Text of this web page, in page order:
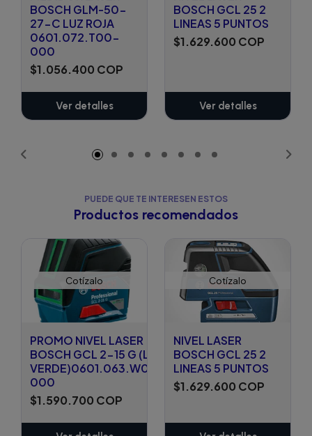
BOSCH GLM-50-
27-C LUZ ROJA
0601.072.T00-
000
$1.056.400 COP
Ver detalles
BOSCH GCL 25 2
LINEAS 5 PUNTOS
$1.629.600 COP
Ver detalles
PUEDE QUE TE INTERESEN ESTOS
Productos recomendados
Cotízalo
PROMO NIVEL LASER
BOSCH GCL 2-15 G (LUZ
VERDE)0601.063.W02-
000
$1.590.700 COP
Cotízalo
NIVEL LASER
BOSCH GCL 25 2
LINEAS 5 PUNTOS
$1.629.600 COP